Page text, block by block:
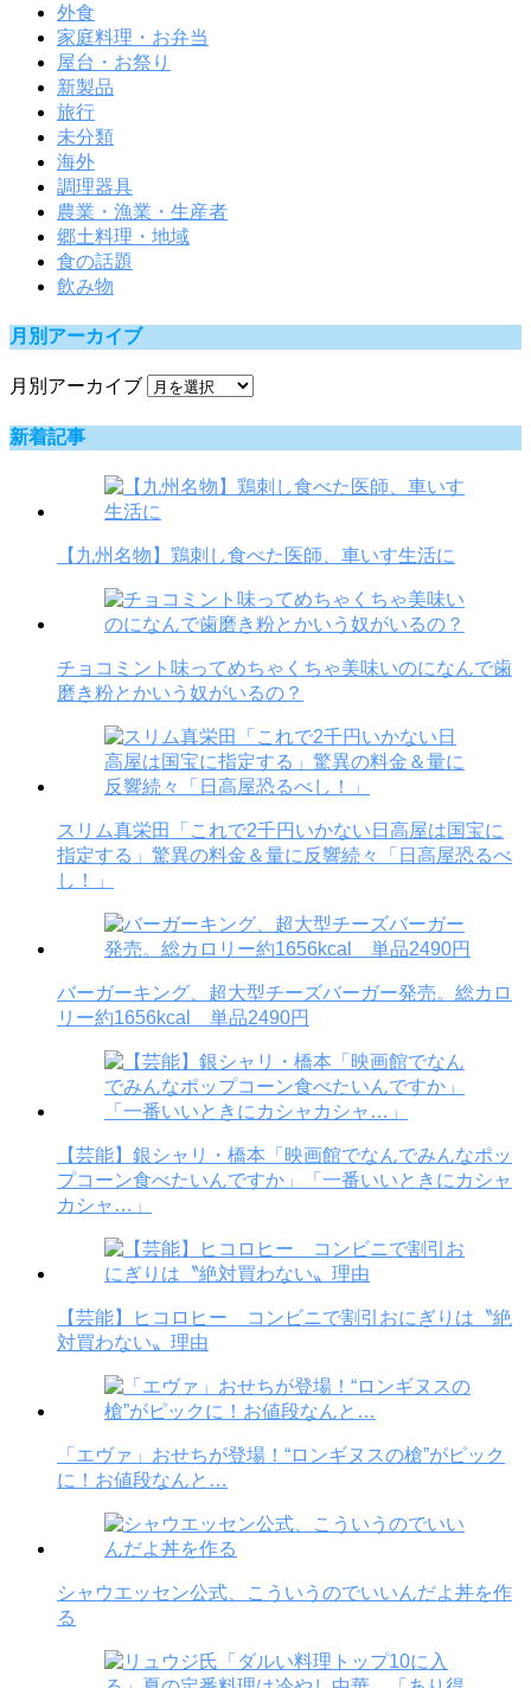
外食
家庭料理・お弁当
屋台・お祭り
新製品
旅行
未分類
海外
調理器具
農業・漁業・生産者
郷土料理・地域
食の話題
飲み物
月別アーカイブ
月別アーカイブ
新着記事
【九州名物】鶏刺し食べた医師、車いす生活に
チョコミント味ってめちゃくちゃ美味いのになんで歯
磨き粉とかいう奴がいるの？
スリム真栄田「これで2千円いかない日高屋は国宝に
指定する」驚異の料金＆量に反響続々「日高屋恐るべ
し！」
バーガーキング、超大型チーズバーガー発売。総カロ
リー約1656kcal 単品2490円
【芸能】銀シャリ・橋本「映画館でなんでみんなポッ
プコーン食べたいんですか」「一番いいときにカシャ
カシャ…」
【芸能】ヒコロヒー コンビニで割引おにぎりは〝絶
対買わない〟理由
「エヴァ」おせちが登場！“ロンギヌスの槍”がピック
に！お値段なんと…
シャウエッセン公式、こういうのでいいんだよ丼を作
る